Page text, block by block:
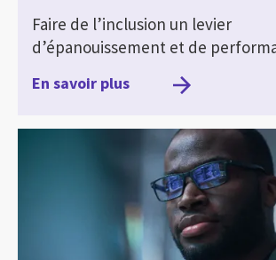
Faire de l’inclusion un levier
d’épanouissement et de
En savoir plus